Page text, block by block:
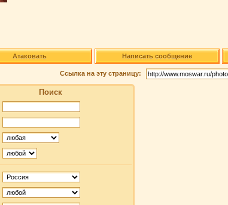
Атаковать Написать сообщение
Ссылка на эту страницу:
Поиск